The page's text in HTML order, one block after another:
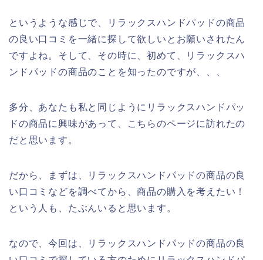
というような感じで、リラックスハンドパッドの商品
の良い口コミを一緒に探して欲しいとお願いされたん
ですよね。そして、その時に、初めて、リラックスハ
ンドパッドの商品のことを知ったのですが、、、
多分、あなたも私と同じようにリラックスハンドパッ
ドの商品に興味があって、こちらのページに訪れたの
だと思います。
だから、まずは、リラックスハンドパッドの商品の良
い口コミなどを調べてから、商品の購入を考えたい！
という人も、たぶんいると思います。
なので、今回は、リラックスハンドパッドの商品の良